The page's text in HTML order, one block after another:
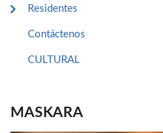
Residentes
Contáctenos
CULTURAL
MASKARA